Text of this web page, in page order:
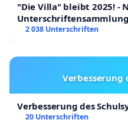
"Die Villa" bleibt 2025! -
2 038 Unterschriften
Verbesserung
Verbesserung des
20 Unterschriften